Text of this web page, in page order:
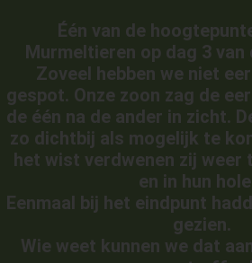
Één van de
Murmeltieren op dag 3
Zoveel hebben we niet
gespot. Onze zoon zag de
de één na de ander in zicht.
zo dichtbij als mogelijk te
het wist verdwenen zij weer
en in hun
Eenmaal bij het eindpunt
gezien.
Wie weet kunnen we dat